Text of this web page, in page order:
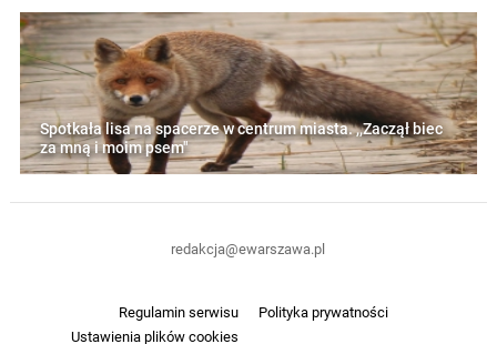
Spotkała lisa na spacerze w centrum miasta. ,,Zaczął biec
za mną i moim psem"
Regulamin serwisu
Polityka prywatności
Ustawienia plików cookies
redakcja@ewarszawa.pl